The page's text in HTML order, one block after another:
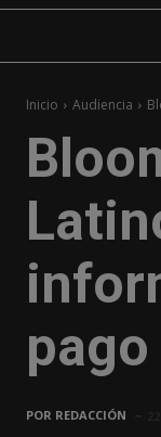
Inicio Audiencia
pago
POR REDACCIÓN